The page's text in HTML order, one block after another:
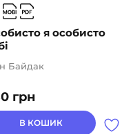
я особисто
грн
Байдак
В КОШИК